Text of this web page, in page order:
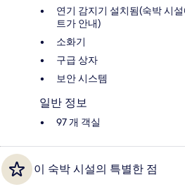
연기 감지기 설치됨(숙박 시
트가 안내)
소화기
구급 상자
보안 시스템
일반 정보
97 개 객실
이 숙박 시설의 특별한 점